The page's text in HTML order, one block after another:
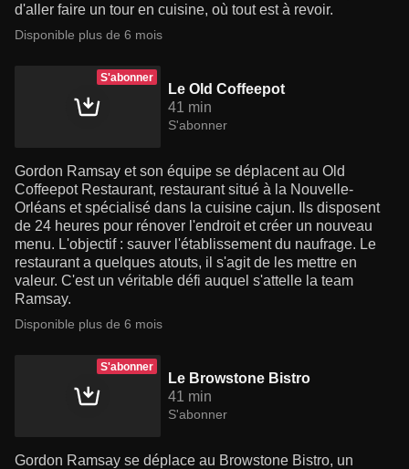
d'aller faire un tour en cuisine, où tout est à revoir.
Disponible plus de 6 mois
S'abonner
Le Old Coffeepot
41 min
S'abonner
Gordon Ramsay et son équipe se déplacent au Old
Coffeepot Restaurant, restaurant situé à la Nouvelle-
Orléans et spécialisé dans la cuisine cajun. Ils disposent
de 24 heures pour rénover l'endroit et créer un nouveau
menu. L'objectif : sauver l'établissement du naufrage. Le
restaurant a quelques atouts, il s'agit de les mettre en
valeur. C'est un véritable défi auquel s'attelle la team
Ramsay.
Disponible plus de 6 mois
S'abonner
Le Browstone Bistro
41 min
S'abonner
Gordon Ramsay se déplace au Browstone Bistro, un